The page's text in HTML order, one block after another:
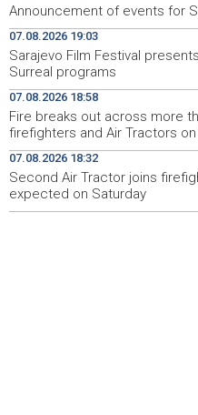
09:28
Kušljugić: Sprječavanje
za očuvanje zdravlja srca
09:27
U jami 'Raspotočje'
09:20
Gosti iz regiona
umjesto mora izabrali planinu
09:17
Požar kod Konjica
terenu
Announcement of events for
07.08.2026 19:03
Sarajevo Film Festival
Surreal programs
07.08.2026 18:58
Fire breaks out across more
firefighters and Air Tractors
07.08.2026 18:32
Second Air Tractor joins
expected on Saturday